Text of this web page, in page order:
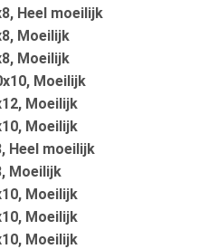
Heel moeilijk
Moeilijk
Moeilijk
Moeilijk
Moeilijk
Moeilijk
Heel moeilijk
Moeilijk
Moeilijk
Moeilijk
Moeilijk